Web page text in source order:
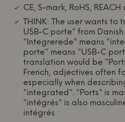
CE, S-mark, RoHS,
THINK: The user wants
USB-C porte" from Danish
"Integrerede" means
porte" means "USB-C
translation would be
French, adjectives often
especially when
"integrated". "Ports" is
"intégrés" is also
intégrés